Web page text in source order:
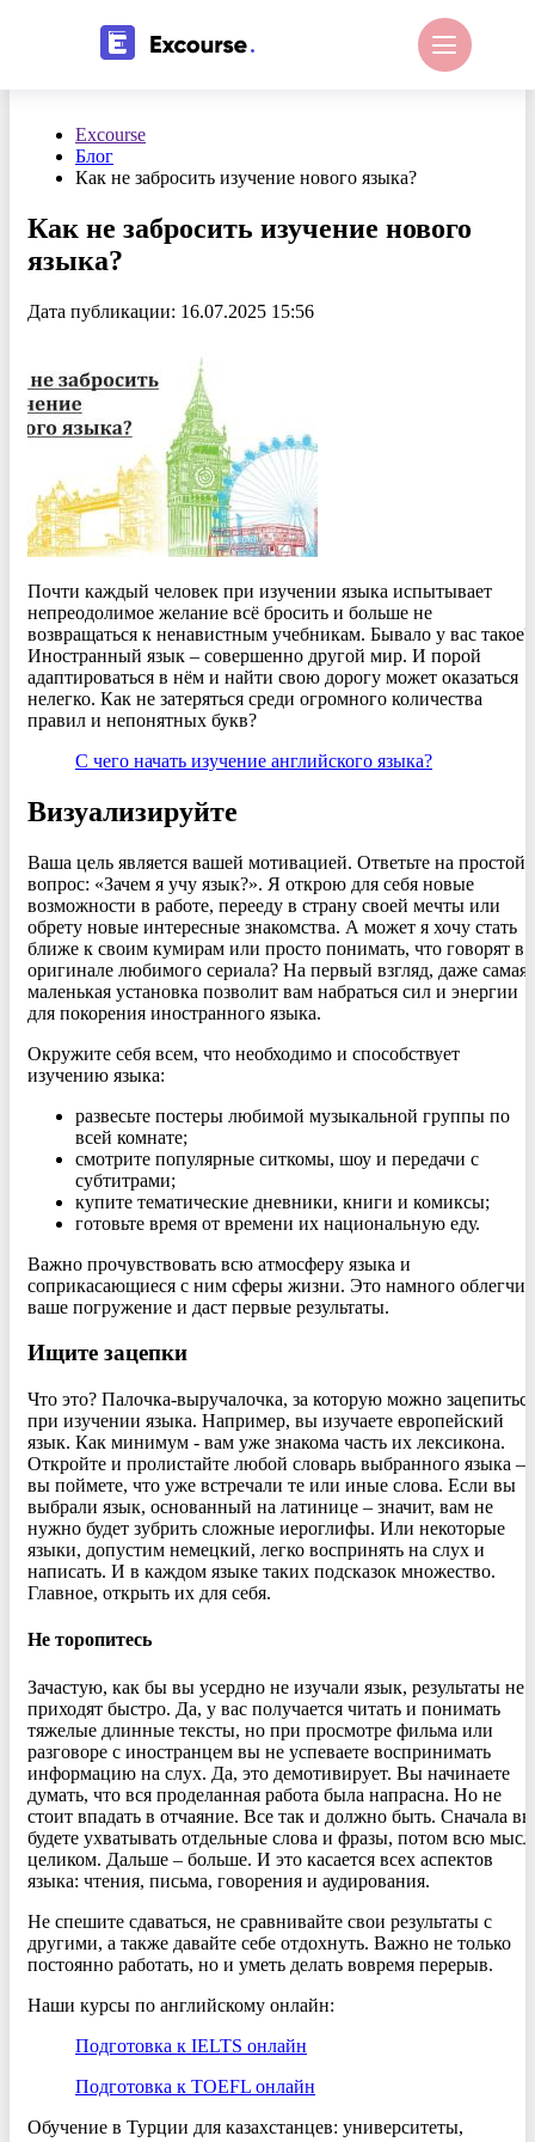
Excourse
Блог
Как не забросить изучение нового языка?
Как не забросить изучение нового
языка?
Дата публикации: 16.07.2025 15:56
Почти каждый человек при изучении языка испытывает
непреодолимое желание всё бросить и больше не
возвращаться к ненавистным учебникам. Бывало у вас такое?
Иностранный язык – совершенно другой мир. И порой
адаптироваться в нём и найти свою дорогу может оказаться
нелегко. Как не затеряться среди огромного количества
правил и непонятных букв?
С чего начать изучение английского языка?
Визуализируйте
Ваша цель является вашей мотивацией. Ответьте на простой
вопрос: «Зачем я учу язык?». Я открою для себя новые
возможности в работе, перееду в страну своей мечты или
обрету новые интересные знакомства. А может я хочу стать
ближе к своим кумирам или просто понимать, что говорят в
оригинале любимого сериала? На первый взгляд, даже самая
маленькая установка позволит вам набраться сил и энергии
для покорения иностранного языка.
Окружите себя всем, что необходимо и способствует
изучению языка:
развесьте постеры любимой музыкальной группы по
всей комнате;
смотрите популярные ситкомы, шоу и передачи с
субтитрами;
купите тематические дневники, книги и комиксы;
готовьте время от времени их национальную еду.
Важно прочувствовать всю атмосферу языка и
соприкасающиеся с ним сферы жизни. Это намного облегчит
ваше погружение и даст первые результаты.
Ищите зацепки
Что это? Палочка-выручалочка, за которую можно зацепиться
при изучении языка. Например, вы изучаете европейский
язык. Как минимум - вам уже знакома часть их лексикона.
Откройте и пролистайте любой словарь выбранного языка –
вы поймете, что уже встречали те или иные слова. Если вы
выбрали язык, основанный на латинице – значит, вам не
нужно будет зубрить сложные иероглифы. Или некоторые
языки, допустим немецкий, легко воспринять на слух и
написать. И в каждом языке таких подсказок множество.
Главное, открыть их для себя.
Не торопитесь
Зачастую, как бы вы усердно не изучали язык, результаты не
приходят быстро. Да, у вас получается читать и понимать
тяжелые длинные тексты, но при просмотре фильма или
разговоре с иностранцем вы не успеваете воспринимать
информацию на слух. Да, это демотивирует. Вы начинаете
думать, что вся проделанная работа была напрасна. Но не
стоит впадать в отчаяние. Все так и должно быть. Сначала вы
будете ухватывать отдельные слова и фразы, потом всю
целиком. Дальше – больше. И это касается всех аспектов
языка: чтения, письма, говорения и аудирования.
Не спешите сдаваться, не сравнивайте свои результаты с
другими, а также давайте себе отдохнуть. Важно не только
постоянно работать, но и уметь делать вовремя перерыв.
Наши курсы по английскому онлайн:
Подготовка к IELTS онлайн
Подготовка к TOEFL онлайн
Обучение в Турции для казахстанцев: университеты,